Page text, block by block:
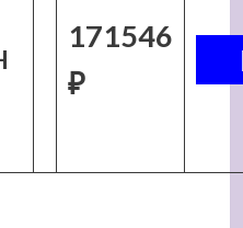
171546
₽